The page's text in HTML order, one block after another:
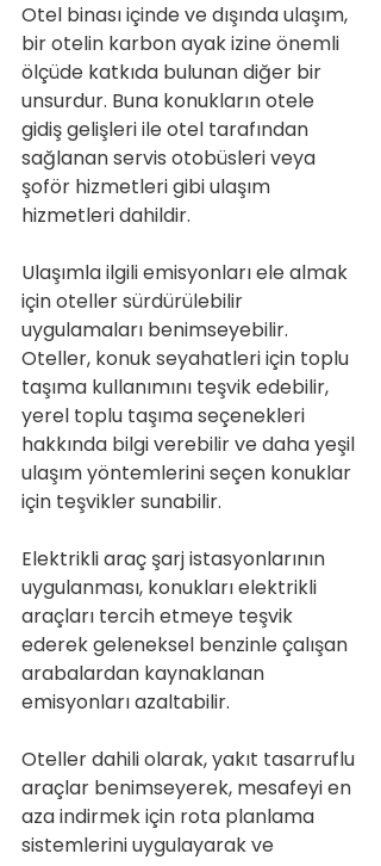
Otel binası içinde ve dışında ulaşım,
bir otelin karbon ayak izine önemli
ölçüde katkıda bulunan diğer bir
unsurdur. Buna konukların otele
gidiş gelişleri ile otel tarafından
sağlanan servis otobüsleri veya
şoför hizmetleri gibi ulaşım
hizmetleri dahildir.
Ulaşımla ilgili emisyonları ele almak
için oteller sürdürülebilir
uygulamaları benimseyebilir.
Oteller, konuk seyahatleri için toplu
taşıma kullanımını teşvik edebilir,
yerel toplu taşıma seçenekleri
hakkında bilgi verebilir ve daha yeşil
ulaşım yöntemlerini seçen konuklar
için teşvikler sunabilir.
Elektrikli araç şarj istasyonlarının
uygulanması, konukları elektrikli
araçları tercih etmeye teşvik
ederek geleneksel benzinle çalışan
arabalardan kaynaklanan
emisyonları azaltabilir.
Oteller dahili olarak, yakıt tasarruflu
araçlar benimseyerek, mesafeyi en
aza indirmek için rota planlama
sistemlerini uygulayarak ve